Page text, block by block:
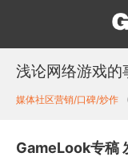
浅论网络游戏的
媒体社区营销/口碑/炒作
GameLook专稿